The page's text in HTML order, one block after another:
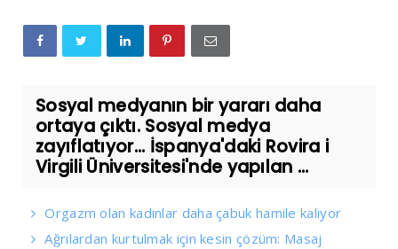
Sosyal medyanın bir yararı daha
ortaya çıktı. Sosyal medya
zayıflatıyor... İspanya'daki Rovira i
Virgili Üniversitesi'nde yapılan ...
Orgazm olan kadınlar daha çabuk hamile kalıyor
Ağrılardan kurtulmak için kesin çözüm: Masaj